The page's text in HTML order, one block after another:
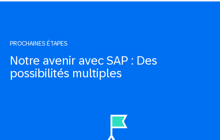
PROCHAINES ÉTAPES
Notre avenir avec SAP : Des
possibilités multiples